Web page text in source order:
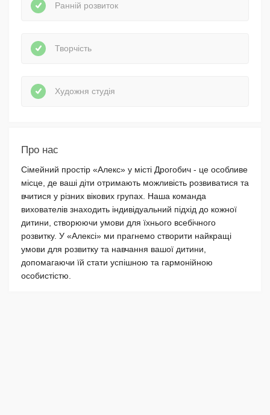
Ранній розвиток
Творчість
Художня студія
Про нас
Сімейний простір «Алекс» у місті Дрогобич - це особливе
місце, де ваші діти отримають можливість розвиватися та
вчитися у різних вікових групах. Наша команда
вихователів знаходить індивідуальний підхід до кожної
дитини, створюючи умови для їхнього всебічного
розвитку. У «Алексі» ми прагнемо створити найкращі
умови для розвитку та навчання вашої дитини,
допомагаючи їй стати успішною та гармонійною
особистістю.